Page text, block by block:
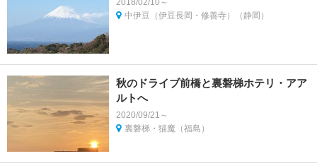
2018/02/10～
中伊豆（伊豆長岡・修善寺）（静岡）
秋のドライブ前橋と裏磐梯ホテリ・アア
ルトへ
2020/09/21～
裏磐梯・猫魔（福島）